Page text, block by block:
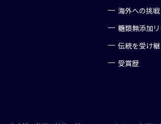
海外への挑戦
糖類無添加
伝統を受け継
受賞歴